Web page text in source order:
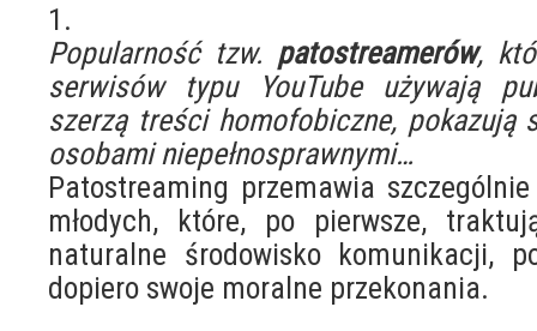
1.
Popularność tzw. patostreamerów,
serwisów typu YouTube używają
szerzą treści homofobiczne, pokazują
osobami niepełnosprawnymi…
Patostreaming przemawia
młodych, które, po pierwsze,
naturalne środowisko komunikacji,
dopiero swoje moralne przekonania.